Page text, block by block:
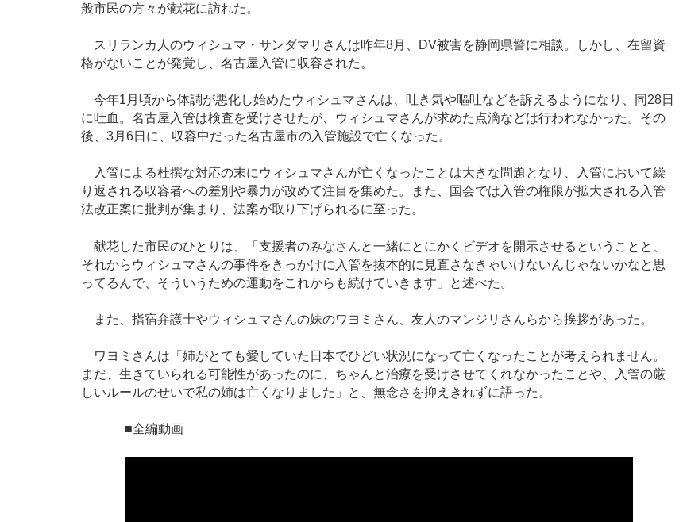
般市民の方々が献花に訪れた。
スリランカ人のウィシュマ・サンダマリさんは昨年8月、DV被害を静岡県警に相談。しかし、在留資
格がないことが発覚し、名古屋入管に収容された。
今年1月頃から体調が悪化し始めたウィシュマさんは、吐き気や嘔吐などを訴えるようになり、同28日
に吐血。名古屋入管は検査を受けさせたが、ウィシュマさんが求めた点滴などは行われなかった。その
後、3月6日に、収容中だった名古屋市の入管施設で亡くなった。
入管による杜撰な対応の末にウィシュマさんが亡くなったことは大きな問題となり、入管において繰
り返される収容者への差別や暴力が改めて注目を集めた。また、国会では入管の権限が拡大される入管
法改正案に批判が集まり、法案が取り下げられるに至った。
献花した市民のひとりは、「支援者のみなさんと一緒にとにかくビデオを開示させるということと、
それからウィシュマさんの事件をきっかけに入管を抜本的に見直さなきゃいけないんじゃないかなと思
ってるんで、そういうための運動をこれからも続けていきます」と述べた。
また、指宿弁護士やウィシュマさんの妹のワヨミさん、友人のマンジリさんらから挨拶があった。
ワヨミさんは「姉がとても愛していた日本でひどい状況になって亡くなったことが考えられません。
まだ、生きていられる可能性があったのに、ちゃんと治療を受けさせてくれなかったことや、入管の厳
しいルールのせいで私の姉は亡くなりました」と、無念さを抑えきれずに語った。
■全編動画